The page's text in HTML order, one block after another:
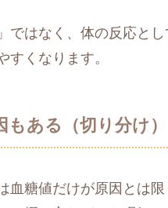
ではなく、体の反応と
すくなります。
ある（切り分け）
血糖値だけが原因とは